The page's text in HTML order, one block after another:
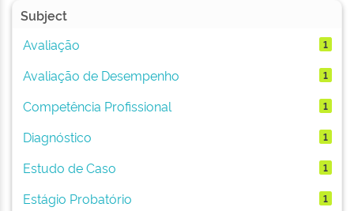
Subject
Avaliação
1
Avaliação de Desempenho 1
Competência Profissional 1
Diagnóstico 1
Estudo de Caso 1
Estágio Probatório 1